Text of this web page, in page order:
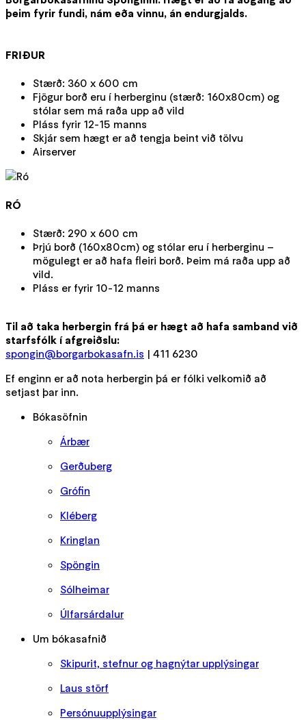
þeim fyrir fundi, nám eða vinnu, án endurgjalds.
FRIÐUR
Stærð: 360 x 600 cm
Fjögur borð eru í herberginu (stærð: 160x80cm) og
stólar sem má raða upp að vild
Pláss fyrir 12-15 manns
Skjár sem hægt er að tengja beint við tölvu
Airserver
RÓ
Stærð: 290 x 600 cm
Þrjú borð (160x80cm) og stólar eru í herberginu –
mögulegt er að hafa fleiri borð. Þeim má raða upp að
vild.
Pláss er fyrir 10-12 manns
Til að taka herbergin frá þá er hægt að hafa samband við
starfsfólk í afgreiðslu:
spongin@borgarbokasafn.is | 411 6230
Ef enginn er að nota herbergin þá er fólki velkomið að
setjast þar inn.
Bókasöfnin
Árbær
Gerðuberg
Grófin
Kléberg
Kringlan
Spöngin
Sólheimar
Úlfarsárdalur
Um bókasafnið
Skipurit, stefnur og hagnýtar upplýsingar
Laus störf
Persónuupplýsingar